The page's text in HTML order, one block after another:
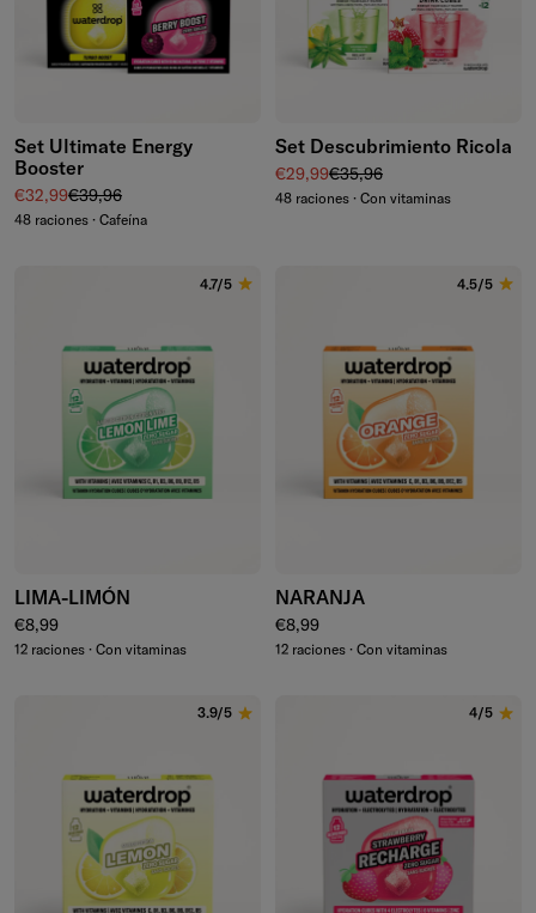
Set Ultimate Energy
Booster
Precio de venta
€32,99Precio normal
€39,96
48 raciones · Cafeína
Set Descubrimiento Ricola
Precio de venta
€29,99Precio normal
€35,96
48 raciones · Con vitaminas
4.7/5
LIMA-LIMÓN
Precio normal
€8,99
12 raciones · Con vitaminas
4.5/5
NARANJA
Precio normal
€8,99
12 raciones · Con vitaminas
3.9/5 4/5